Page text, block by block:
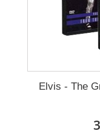
Elvis - The